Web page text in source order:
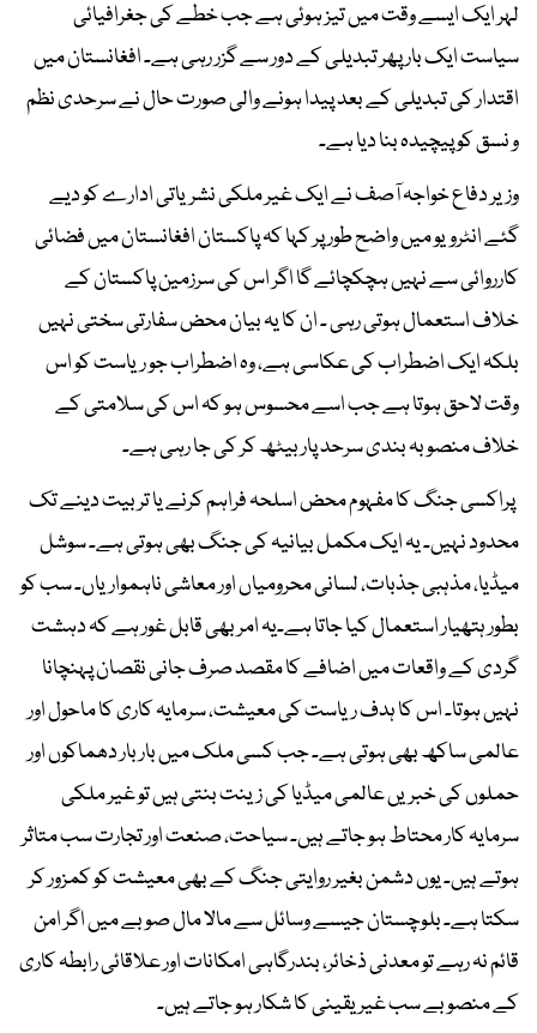
لہر ایک ایسے وقت میں تیز ہوئی ہے جب خطے کی جغرافیائی
سیاست ایک بار پھر تبدیلی کے دور سے گزر رہی ہے۔ افغانستان میں
اقتدار کی تبدیلی کے بعد پیدا ہونے والی صورت حال نے سرحدی نظم
و نسق کو پیچیدہ بنا دیا ہے۔
وزیر دفاع خواجہ آصف نے ایک غیر ملکی نشریاتی ادارے کو دیے
گئے انٹرویو میں واضح طور پر کہا کہ پاکستان افغانستان میں فضائی
کارروائی سے نہیں ہچکچائے گا اگر اس کی سرزمین پاکستان کے
خلاف استعمال ہوتی رہی ۔ ان کا یہ بیان محض سفارتی سختی نہیں
بلکہ ایک اضطراب کی عکاسی ہے، وہ اضطراب جو ریاست کو اس
وقت لاحق ہوتا ہے جب اسے محسوس ہو کہ اس کی سلامتی کے
خلاف منصوبہ بندی سرحد پار بیٹھ کر کی جا رہی ہے۔
پراکسی جنگ کا مفہوم محض اسلحہ فراہم کرنے یا تربیت دینے تک
محدود نہیں۔ یہ ایک مکمل بیانیہ کی جنگ بھی ہوتی ہے۔ سوشل
میڈیا، مذہبی جذبات، لسانی محرومیاں اور معاشی ناہمواریاں۔ سب کو
بطور ہتھیار استعمال کیا جاتا ہے۔یہ امر بھی قابل غور ہے کہ دہشت
گردی کے واقعات میں اضافے کا مقصد صرف جانی نقصان پہنچانا
نہیں ہوتا۔ اس کا ہدف ریاست کی معیشت، سرمایہ کاری کا ماحول اور
عالمی ساکھ بھی ہوتی ہے۔ جب کسی ملک میں بار بار دھماکوں اور
حملوں کی خبریں عالمی میڈیا کی زینت بنتی ہیں تو غیر ملکی
سرمایہ کار محتاط ہو جاتے ہیں۔ سیاحت، صنعت اور تجارت سب متاثر
ہوتے ہیں۔ یوں دشمن بغیر روایتی جنگ کے بھی معیشت کو کمزور کر
سکتا ہے۔ بلوچستان جیسے وسائل سے مالا مال صوبے میں اگر امن
قائم نہ رہے تو معدنی ذخائر، بندرگاہی امکانات اور علاقائی رابطہ کاری
کے منصوبے سب غیر یقینی کا شکار ہو جاتے ہیں۔